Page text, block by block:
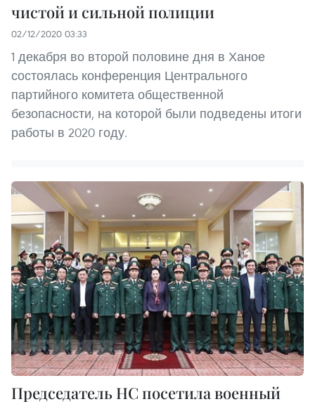
чистой и сильной полиции
02/12/2020 03:33
1 декабря во второй половине дня в Ханое
состоялась конференция Центрального
партийного комитета общественной
безопасности, на которой были подведены итоги
работы в 2020 году.
Председатель НС посетила военный